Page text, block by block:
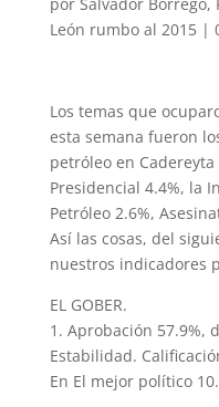
León rumbo al 2015|
Los temas que
esta semana fueron
petróleo en
Presidencial 4.4%, la
Petróleo 2.6%,
Así las cosas, del
nuestros indicadores
EL GOBER.
1. Aprobación 57.9%,
Estabilidad.
En El mejor político